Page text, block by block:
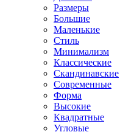
Размеры
Большие
Маленькие
Стиль
Минимализм
Классические
Скандинавские
Современные
Форма
Высокие
Квадратные
Угловые